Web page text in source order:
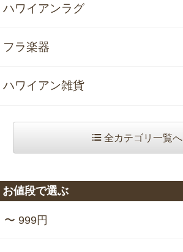
ハワイアンラグ
フラ楽器
ハワイアン雑貨
全カテゴリ一覧へ
お値段で選ぶ
〜 999円